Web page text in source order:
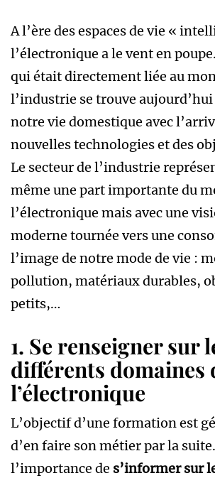
A l’ère des espaces de vie «
l’électronique a le vent en
qui était directement liée au
l’industrie se trouve
notre vie domestique avec
nouvelles technologies et des
Le secteur de l’industrie
même une part importante du
l’électronique mais avec une
moderne tournée vers une
l’image de notre mode de vie :
pollution, matériaux durables,
petits,…
1. Se renseigner sur
différents domaines
l’électronique
L’objectif d’une formation est
d’en faire son métier par la
l’importance de s’informer sur